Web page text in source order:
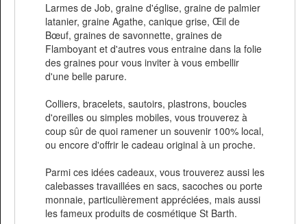
Larmes de Job, graine d'église, graine de palmier
latanier, graine Agathe, canique grise, Œil de
Bœuf, graines de savonnette, graines de
Flamboyant et d'autres vous entraine dans la folie
des graines pour vous inviter à vous embellir
d'une belle parure.
Colliers, bracelets, sautoirs, plastrons, boucles
d'oreilles ou simples mobiles, vous trouverez à
coup sûr de quoi ramener un souvenir 100% local,
ou encore d'offrir le cadeau original à un proche.
Parmi ces idées cadeaux, vous trouverez aussi les
calebasses travaillées en sacs, sacoches ou porte
monnaie, particulièrement appréciées, mais aussi
les fameux produits de cosmétique St Barth.